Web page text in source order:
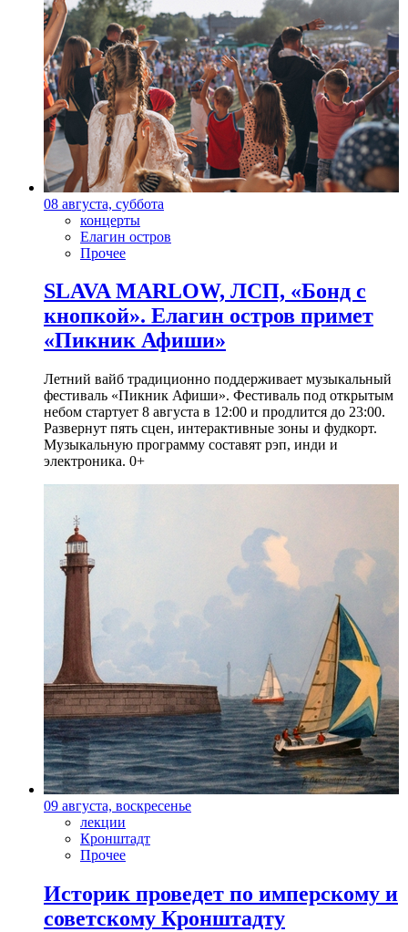
08 августа, суббота
концерты
Елагин остров
Прочее
SLAVA MARLOW, ЛСП, «Бонд с
кнопкой». Елагин остров примет
«Пикник Афиши»
Летний вайб традиционно поддерживает музыкальный
фестиваль «Пикник Афиши». Фестиваль под открытым
небом стартует 8 августа в 12:00 и продлится до 23:00.
Развернут пять сцен, интерактивные зоны и фудкорт.
Музыкальную программу составят рэп, инди и
электроника. 0+
09 августа, воскресенье
лекции
Кронштадт
Прочее
Историк проведет по имперскому и
советскому Кронштадту